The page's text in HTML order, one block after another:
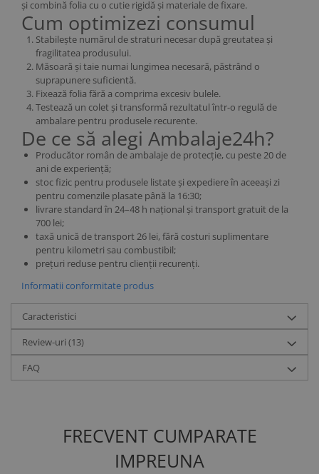
și combină folia cu o cutie rigidă și materiale de fixare.
Cum optimizezi consumul
Stabilește numărul de straturi necesar după greutatea și
fragilitatea produsului.
Măsoară și taie numai lungimea necesară, păstrând o
suprapunere suficientă.
Fixează folia fără a comprima excesiv bulele.
Testează un colet și transformă rezultatul într-o regulă de
ambalare pentru produsele recurente.
De ce să alegi Ambalaje24h?
Producător român de ambalaje de protecție, cu peste 20 de
ani de experiență;
stoc fizic pentru produsele listate și expediere în aceeași zi
pentru comenzile plasate până la 16:30;
livrare standard în 24–48 h național și transport gratuit de la
700 lei;
taxă unică de transport 26 lei, fără costuri suplimentare
pentru kilometri sau combustibil;
prețuri reduse pentru clienții recurenți.
Informatii conformitate produs
Caracteristici
Review-uri (13)
FAQ
FRECVENT CUMPARATE
IMPREUNA